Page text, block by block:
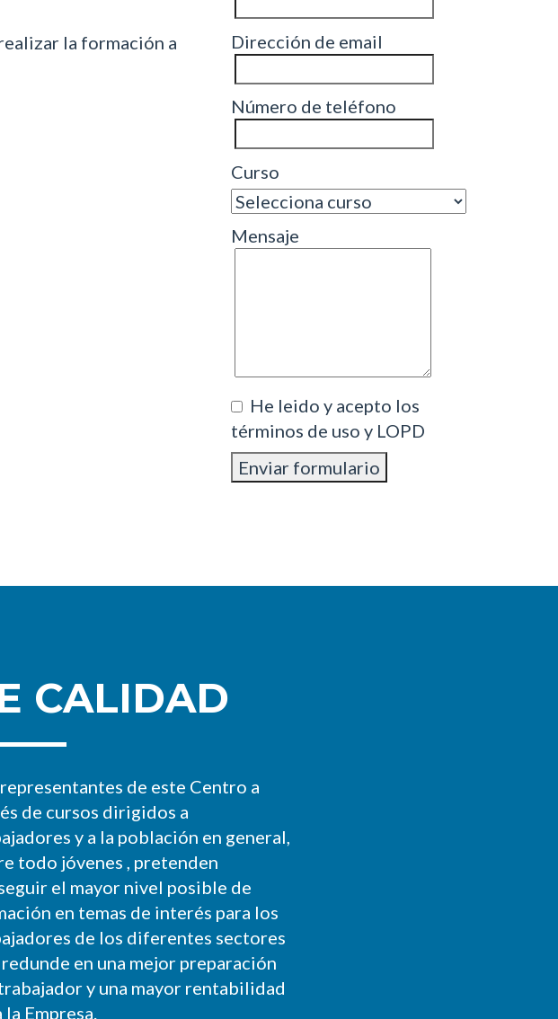
la formación a
Dirección de email
Número de teléfono
Curso
Mensaje
He leido y acepto los
términos de uso y LOPD
CALIDAD
de este Centro a
de cursos dirigidos a
y a la población en general,
todo jóvenes , pretenden
el mayor nivel posible de
en temas de interés para los
de los diferentes sectores
en una mejor preparación
y una mayor rentabilidad
la Empresa.